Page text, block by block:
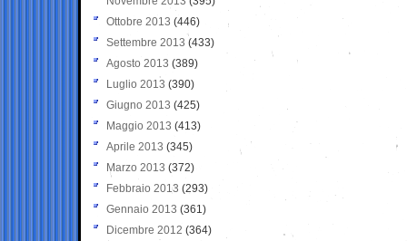
Ottobre 2013 (446)
Settembre 2013 (433)
Agosto 2013 (389)
Luglio 2013 (390)
Giugno 2013 (425)
Maggio 2013 (413)
Aprile 2013 (345)
Marzo 2013 (372)
Febbraio 2013 (293)
Gennaio 2013 (361)
Dicembre 2012 (364)